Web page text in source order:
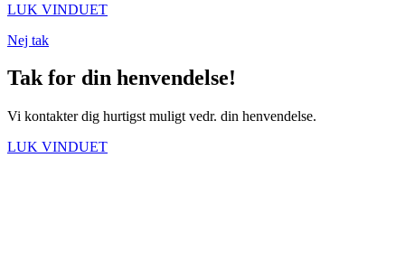
LUK VINDUET
Nej tak
Tak for din henvendelse!
Vi kontakter dig hurtigst muligt vedr. din henvendelse.
LUK VINDUET